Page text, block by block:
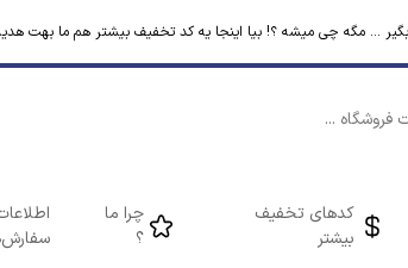
... مگه چی میشه ؟! بیا اینجا یه کد تخفیف بیشتر هم ما بهت
کدهای تخفیف
بیشتر
چرا ما
؟